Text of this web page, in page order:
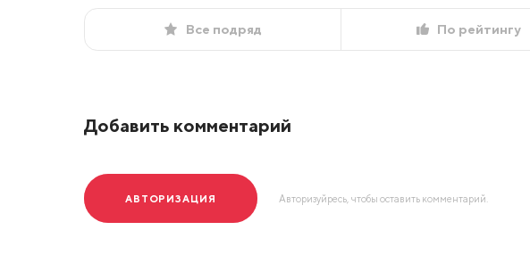
Все подряд По рейтингу
Добавить комментарий
АВТОРИЗАЦИЯ Авторизуйресь, чтобы оставить комментарий.